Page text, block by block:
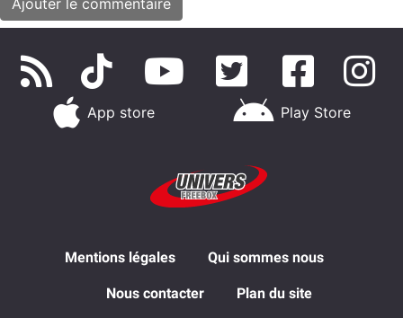
App store Play Store
Mentions légales Qui sommes nous
Nous contacter Plan du site